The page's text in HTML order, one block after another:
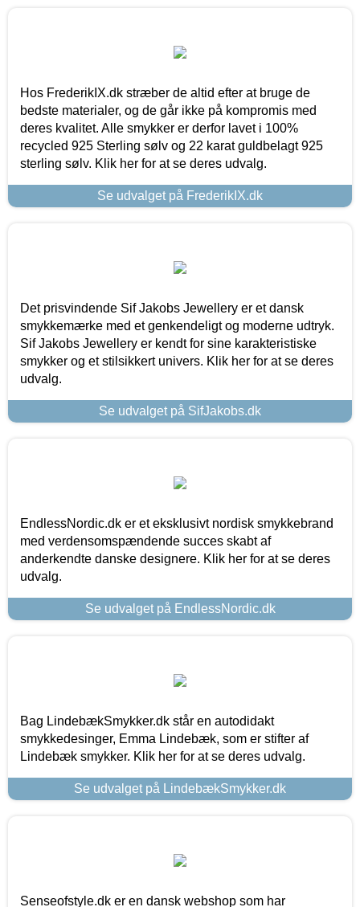
Hos FrederikIX.dk stræber de altid efter at bruge de
bedste materialer, og de går ikke på kompromis med
deres kvalitet. Alle smykker er derfor lavet i 100%
recycled 925 Sterling sølv og 22 karat guldbelagt 925
sterling sølv. Klik her for at se deres udvalg.
Se udvalget på FrederikIX.dk
Det prisvindende Sif Jakobs Jewellery er et dansk
smykkemærke med et genkendeligt og moderne udtryk.
Sif Jakobs Jewellery er kendt for sine karakteristiske
smykker og et stilsikkert univers. Klik her for at se deres
udvalg.
Se udvalget på SifJakobs.dk
EndlessNordic.dk er et eksklusivt nordisk smykkebrand
med verdensomspændende succes skabt af
anderkendte danske designere. Klik her for at se deres
udvalg.
Se udvalget på EndlessNordic.dk
Bag LindebækSmykker.dk står en autodidakt
smykkedesinger, Emma Lindebæk, som er stifter af
Lindebæk smykker. Klik her for at se deres udvalg.
Se udvalget på LindebækSmykker.dk
Senseofstyle.dk er en dansk webshop som har